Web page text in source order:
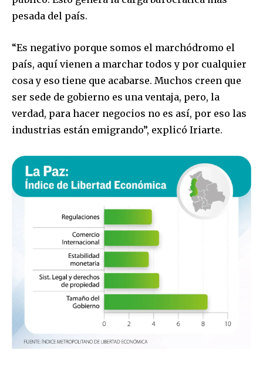
Join our community of
SUBSCRIBERS and be part of the
conversation.
To subscribe, simply enter your email address on our website
or click the subscribe button below. Don't worry, we respect
your privacy and won't spam your inbox. Your information is
safe with us.
pesada del país.
“Es negativo porque somos el marchódromo el
país, aquí vienen a marchar todos y por cualquier
cosa y eso tiene que acabarse. Muchos creen que
ser sede de gobierno es una ventaja, pero, la
verdad, para hacer negocios no es así, por eso las
industrias están emigrando”, explicó Iriarte.